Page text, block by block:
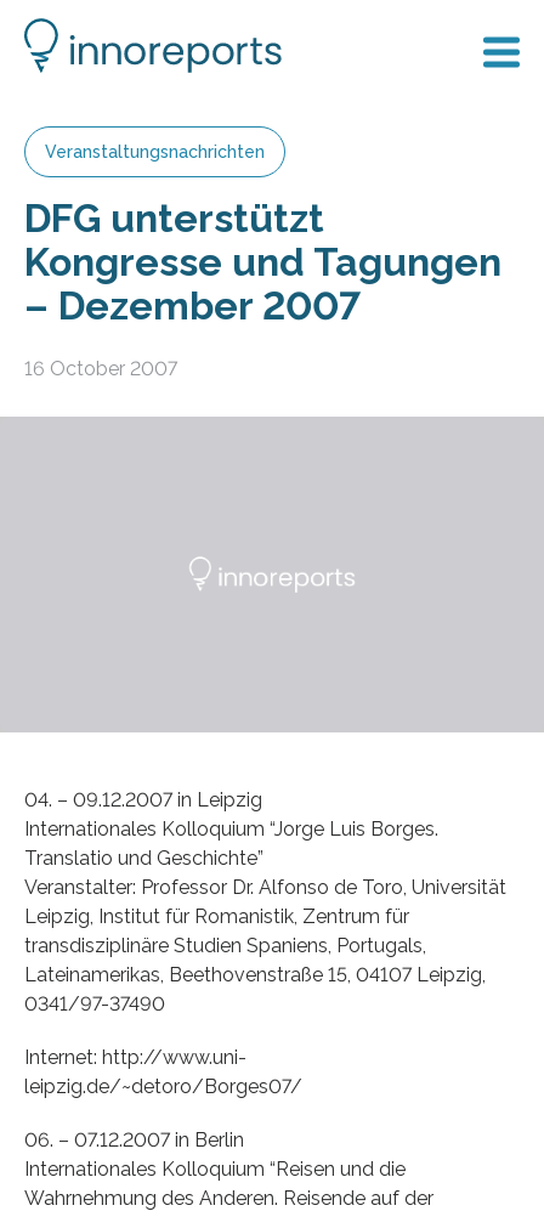
Veranstaltungsnachrichten
DFG unterstützt
Kongresse und Tagungen
– Dezember 2007
16 October 2007
04. – 09.12.2007 in Leipzig
Internationales Kolloquium “Jorge Luis Borges.
Translatio und Geschichte”
Veranstalter: Professor Dr. Alfonso de Toro, Universität
Leipzig, Institut für Romanistik, Zentrum für
transdisziplinäre Studien Spaniens, Portugals,
Lateinamerikas, Beethovenstraße 15, 04107 Leipzig,
0341/97-37490
Internet: http://www.uni-
leipzig.de/~detoro/Borges07/
06. – 07.12.2007 in Berlin
Internationales Kolloquium “Reisen und die
Wahrnehmung des Anderen. Reisende auf der